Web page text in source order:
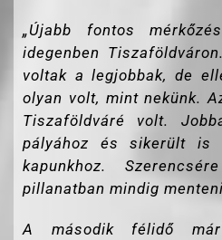
„Újabb fontos
idegenben
voltak a legjobbak, de
olyan volt, mint nekünk.
Tiszaföldváré volt.
pályához és sikerült is
kapunkhoz.
pillanatban mindig
A második félidő